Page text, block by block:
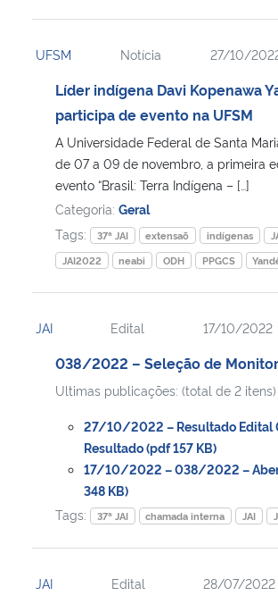
UFSM Notícia 27/10/
Líder indígena Davi Kopenawa
participa de evento na UFSM
A Universidade Federal de Santa
de 07 a 09 de novembro, a primeira
evento “Brasil: Terra Indígena – […]
Categoria: Geral
Tags:
37ª JAI extensaõ indígenas
JAI2022
neabi ODH PPGCS
JAI Edital 17/10/2022
038/2022 – Seleção de
Ultimas publicações: (total de 2 itens)
27/10/2022 – Resultado
Resultado (pdf 157 KB)
17/10/2022 – 038/2022 –
348 KB)
Tags:
37ª JAI chamada interna JAI
JAI Edital 28/07/2022